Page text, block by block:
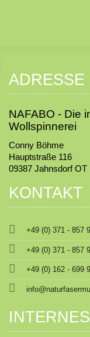
ADRESSE
NAFABO - Die
Wollspinnerei
Conny Böhme
Hauptstraße 116
09387 Jahnsdorf OT
KONTAKT
 +49 (0) 371 - 857
 +49 (0) 371 - 857
 +49 (0) 162 - 699

INTERNES